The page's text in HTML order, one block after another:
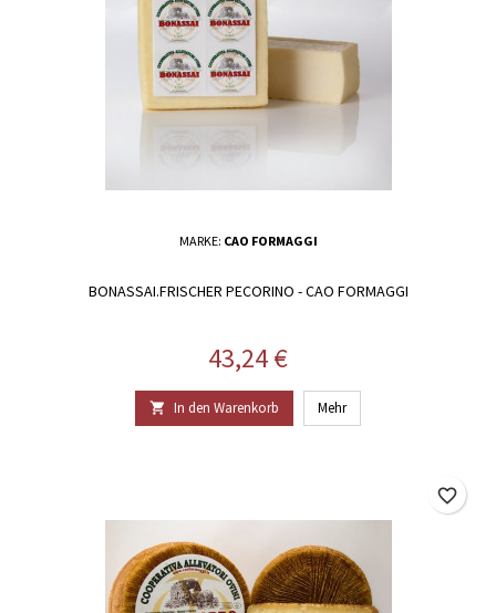
MARKE: CAO FORMAGGI
BONASSAI.FRISCHER PECORINO - CAO FORMAGGI
Preis
43,24 €
 In den Warenkorb Mehr
favorite_border